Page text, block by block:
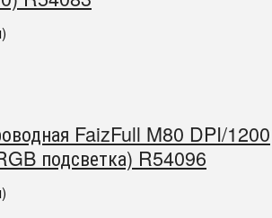
FaizFull M80 DPI/1200
подсветка) R54096